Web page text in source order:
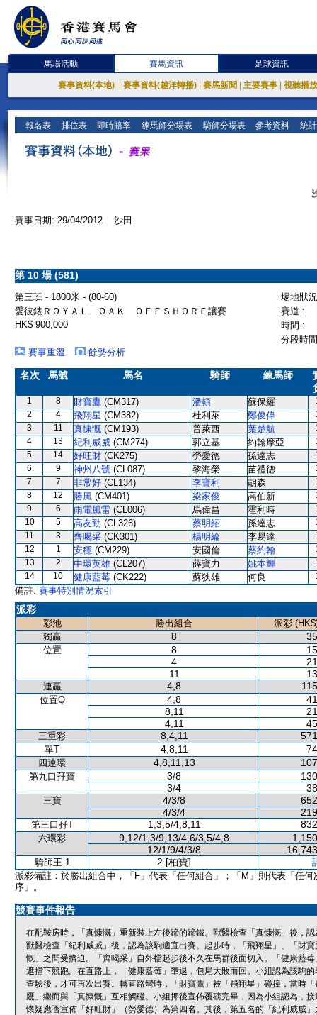
馬場活動 賽馬資訊 足球資訊
賽事資料(本地) 賽事資料(越洋轉播) 賽馬新聞 主要賽事 視聽播
報名表 排位表 即時賠率 練馬師分場表 騎師分場表 參考資料 統
賽事日期: 29/04/2012 沙田
第 10 場 (581)
第三班 - 1800米 - (80-60)
場地狀
愛彼錶ＲＯＹＡＬ ＯＡＫ ＯＦＦＳＨＯＲＥ讓賽
賽道 :
HK$ 900,000
時間 :
分段時
賽事重溫
餘勢分析
名次 馬號 馬名 騎師 練馬師
1 8 財寶鷹 (CM317) 潘頓 蘇保羅
2
4 飛翔星 (CM382) 杜利萊 鄭俊偉
3
11 真慷慨 (CM193) 普萊西 葉楚航
4
13 紀利威威 (CM274) 郭立基 約翰摩亞
5
14 好旺財 (CK275) 勞愛德 孫達志
6
9 神州八號 (CL087) 黎海榮 苗禮德
7
7 非常好 (CL134) 李寶利 胡森
8
12 勝風 (CM401) 梁家俊 高伯新
9
6 雨電風雷 (CL006) 馬偉昌 霍利時
10
5 高友勁 (CL326) 蔡明紹 孫達志
11
3 齊喝采 (CK301) 楊明綸 李易達
12
1 安穩 (CM229) 安國倫 蔡約翰
13
2 中環英雄 (CL207) 薛寶力 姚本輝
14
10 健康藍莓 (CK222) 蘇狄雄 何良
備註: 賽事特別情況索引
派彩
彩池 勝出組合
派彩
獨贏
8
位置 8
4
11
連贏 4,8
位置Q 4,8
8,11
4,11
三重彩 8,4,11
單T 4,8,11
四連環 4,8,11,13
第九口孖寶 3/8
3/4
三寶 4/3/8
4/3/4
第三口孖T 1,3,5/4,8,11
六環彩 9,12/1,3/9,13/4,6/3,5/4,8
12/1/9/4/3/8
騎師王 1 2 [柏寶]
派彩備註：於勝出組合中，「F」代表「任何組合」；「M」則代表「任何
序」。
競賽事件報告
在配鞍房時，「真慷慨」重新裝上左後蹄的蹄鐵。獸醫檢查「真慷慨」後，
獸醫檢查「紀利威威」後，認為該駒適宜出賽。起步時，「飛翔星」、「財
慨」之間受擠迫。「齊喝采」自外檔起步後不久在馬群後面切入。「健康藍
遮擋下競跑。在直路上，「健康藍莓」墮退，包尾大敗而回。小組認為該駒
查驗後，才可再次出賽。轉直路彎時，「財寶鷹」被「飛翔星」碰撞，當時
鷹」繼而與「真慷慨」互相觸碰。小組押後宣佈覆磅完畢，因為小組認為，
懷疑應否宣佈「好旺財」（勞愛德）為第四名。其後，第五名的「紀利威威